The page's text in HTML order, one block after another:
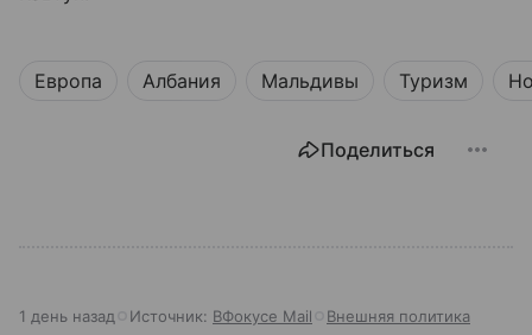
Европа Албания Мальдивы Туризм
Поделиться
1 день назад Источник: ВФокусе Mail Внешняя политика